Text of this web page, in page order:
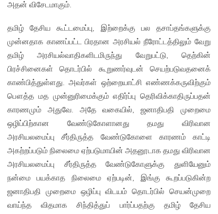
அதன் விசேடமாகும்.
தமிழ் தேசிய கூட்டமைப்பு, இற்றைக்கு பல தசாப்தங்களுக்கு
முன்னதாக காணப்பட்ட பிரதான அரசியல் நீரோட்டத்திலும் வேறு
தமிழ் அரசியல்வாதிகளிடமிருந்து வேறுபட்டு, தெற்கின்
பிரச்சினைகள் தொடர்பில் கூறுணர்வுடன் செயற்படுவதனைக்
காண்பித்துள்ளது. அவர்கள் ஒற்றையாட்சி எண்ணக்கருவிற்கும்
பௌத்த மத முன்னுரிமைக்கும் எதிர்ப்பு தெரிவிக்காதிருப்பதன்
காரணமும் அதுவே. அதே வகையில், ஜனாதிபதி முறைமை
ஒழிப்பிற்கான வேண்டுகோளானது தமது விரிவான
அரசியலமைப்பு சீர்திருத்த வேண்டுகோளை காரணம் காட்டி
அகற்றப்படும் நிலைமை ஏற்படுமாயின் அதனூடாக தமது விரிவான
அரசியலமைப்பு சீர்திருத்த வேண்டுகோளுக்கு துளியேனும்
நன்மை பயக்காத நிலைமை ஏற்படின், இங்கு கூறப்படுகின்ற
ஜனாதிபதி முறைமை ஒழிப்பு விடயம் தொடர்பில் செயன்முறை
வாய்ந்த விதமாக சிந்தித்துப் பார்ப்பதற்கு தமிழ் தேசிய